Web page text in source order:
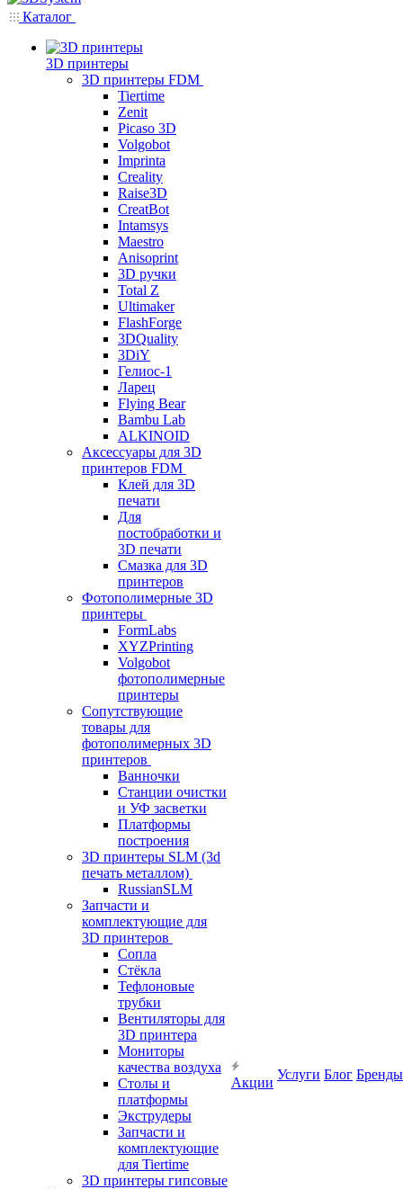
Каталог
3D принтеры
3D принтеры FDM
Tiertime
Zenit
Picaso 3D
Volgobot
Imprinta
Creality
Raise3D
CreatBot
Intamsys
Maestro
Anisoprint
3D ручки
Total Z
Ultimaker
FlashForge
3DQuality
3DiY
Гелиос-1
Ларец
Flying Bear
Bambu Lab
ALKINOID
Аксессуары для 3D
принтеров FDM
Клей для 3D
печати
Для
постобработки и
3D печати
Смазка для 3D
принтеров
Фотополимерные 3D
принтеры
FormLabs
XYZPrinting
Volgobot
фотополимерные
принтеры
Сопутствующие
товары для
фотополимерных 3D
принтеров
Ванночки
Станции очистки
и УФ засветки
Платформы
построения
3D принтеры SLM (3d
печать металлом)
RussianSLM
Запчасти и
комплектующие для
3D принтеров
Сопла
Cтёкла
Тефлоновые
трубки
Вентиляторы для
3D принтера
Мониторы
качества воздуха
Столы и
платформы
Экструдеры
Запчасти и
комплектующие
для Tiertime
3D принтеры гипсовые
Акции
Услуги Блог Бренды